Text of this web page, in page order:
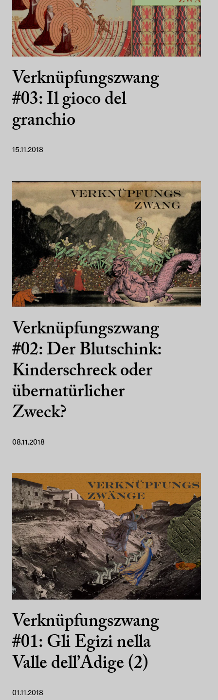
Verknüpfungszwang
#03: Il gioco del
granchio
15.11.2018
Verknüpfungszwang
#02: Der Blutschink:
Kinderschreck oder
übernatürlicher
Zweck?
08.11.2018
Verknüpfungszwang
#01: Gli Egizi nella
Valle dell’Adige (2)
01.11.2018